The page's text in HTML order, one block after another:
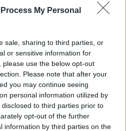
My Personal
sale, sharing to third parties, or
or sensitive information for
use the below opt-out
Please note that after your
you may continue seeing
personal information utilized by
to third parties prior to
opt-out of the further
information by third parties on the
cserélhető akkumulátor?
vezethet be, ami nem csak
lesz extrán jó hír.